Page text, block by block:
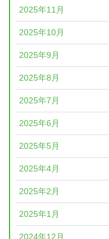
2025年11月
2025年10月
2025年9月
2025年8月
2025年7月
2025年6月
2025年5月
2025年4月
2025年2月
2025年1月
2024年12月